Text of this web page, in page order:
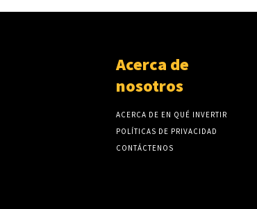
Acerca de
nosotros
ACERCA DE EN QUÉ INVERTIR
POLÍTICAS DE PRIVACIDAD
CONTÁCTENOS